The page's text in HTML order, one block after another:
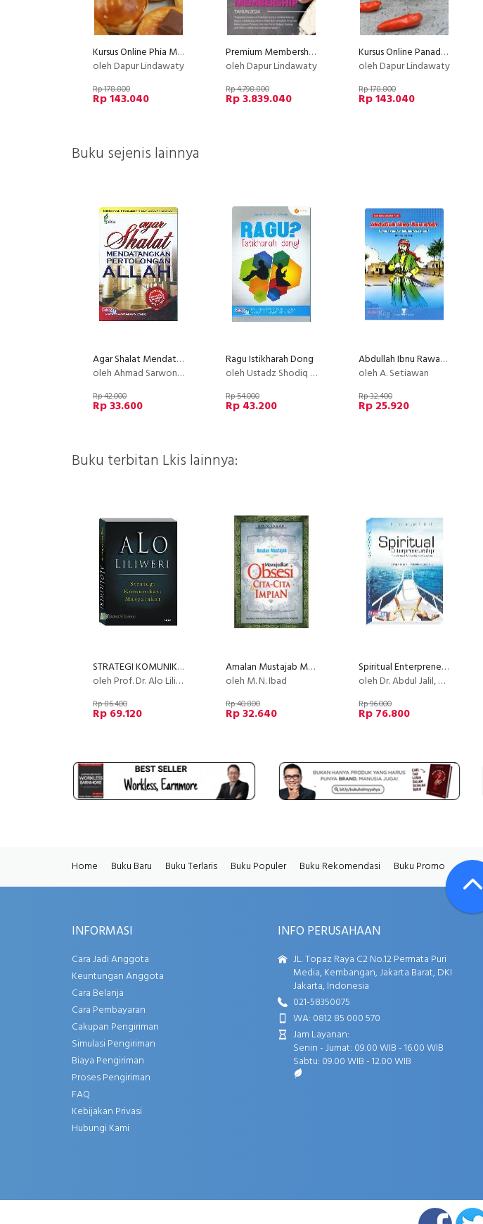
Kursus Online Phia Ma Dapur Lindawaty PU
oleh Dapur Lindawaty
Rp 178.800
Rp 143.040
Premium Membership Dapur Lindawaty PU
oleh Dapur Lindawaty
Rp 4.798.800
Rp 3.839.040
Kursus Online Panada Dapur Lindawaty PU
oleh Dapur Lindawaty
Rp 178.800
Rp 143.040
Buku sejenis lainnya
Agar Shalat Mendatangkan Pertolongan Allah
oleh Ahmad Sarwono Bin Zahir
Rp 42.000
Rp 33.600
Ragu Istikharah Dong
oleh Ustadz Shodiq A. Winarko
Rp 54.000
Rp 43.200
Abdullah Ibnu Rawahah : Penyair yang Merindukan Mati Syahid
oleh A. Setiawan
Rp 32.400
Rp 25.920
Buku terbitan Lkis lainnya:
STRATEGI KOMUNIKASI MASYARAKAT (EK)
oleh Prof. Dr. Alo Liliweri, M.S.
Rp 86.400
Rp 69.120
Amalan Mustajab Mewujudkan Obsesi. Cita-cita dan Impian
oleh M. N. Ibad
Rp 40.800
Rp 32.640
Spiritual Enterpreneurship : Transformasi Spiritualitas Kewirausahaan
oleh Dr. Abdul Jalil, M. EI.
Rp 96.000
Rp 76.800
Home Buku Baru Buku Terlaris Buku Populer Buku Rekomendasi Buku Promo
INFORMASI
Cara Jadi Anggota
Keuntungan Anggota
Cara Belanja
Cara Pembayaran
Cakupan Pengiriman
Simulasi Pengiriman
Biaya Pengiriman
Proses Pengiriman
FAQ
Kebijakan Privasi
Hubungi Kami
INFO PERUSAHAAN
JL. Topaz Raya C2 No.12 Permata Puri
Media, Kembangan, Jakarta Barat, DKI
Jakarta, Indonesia
021-58350075
WA: 0812 85 000 570
Jam Layanan:
Senin - Jumat: 09.00 WIB - 16.00 WIB
Sabtu: 09.00 WIB - 12.00 WIB